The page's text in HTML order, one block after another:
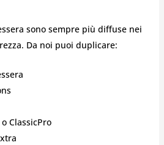
sono sempre più diffuse nei
Da noi puoi duplicare:
ClassicPro